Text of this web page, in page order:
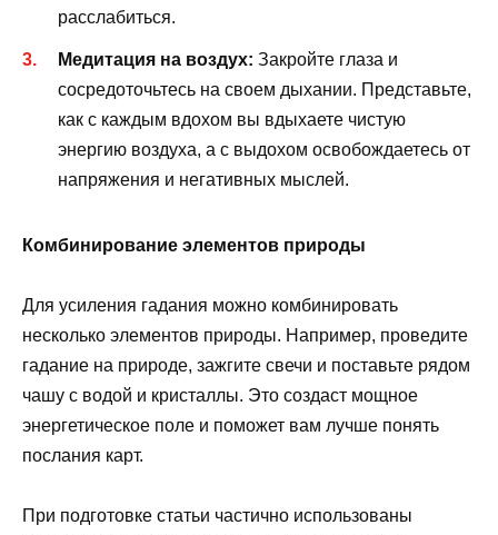
расслабиться.
Медитация на воздух: Закройте глаза и
сосредоточьтесь на своем дыхании. Представьте,
как с каждым вдохом вы вдыхаете чистую
энергию воздуха, а с выдохом освобождаетесь от
напряжения и негативных мыслей.
Комбинирование элементов природы
Для усиления гадания можно комбинировать
несколько элементов природы. Например, проведите
гадание на природе, зажгите свечи и поставьте рядом
чашу с водой и кристаллы. Это создаст мощное
энергетическое поле и поможет вам лучше понять
послания карт.
При подготовке статьи частично использованы